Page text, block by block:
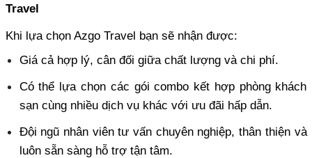
Travel
Khi lựa chọn Azgo Travel bạn sẽ nhận được:
Giá cả hợp lý, cân đối giữa chất lượng và chi phí.
Có thể lựa chọn các gói combo kết hợp phòng khách
sạn cùng nhiều dịch vụ khác với ưu đãi hấp dẫn.
Đội ngũ nhân viên tư vấn chuyên nghiệp, thân thiện và
luôn sẵn sàng hỗ trợ tận tâm.